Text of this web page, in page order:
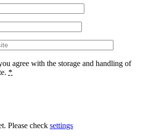
agree with the storage and handling of
*
Please check settings